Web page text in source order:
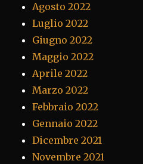
Agosto 2022
Luglio 2022
Giugno 2022
Maggio 2022
Aprile 2022
Marzo 2022
Febbraio 2022
Gennaio 2022
Dicembre 2021
Novembre 2021